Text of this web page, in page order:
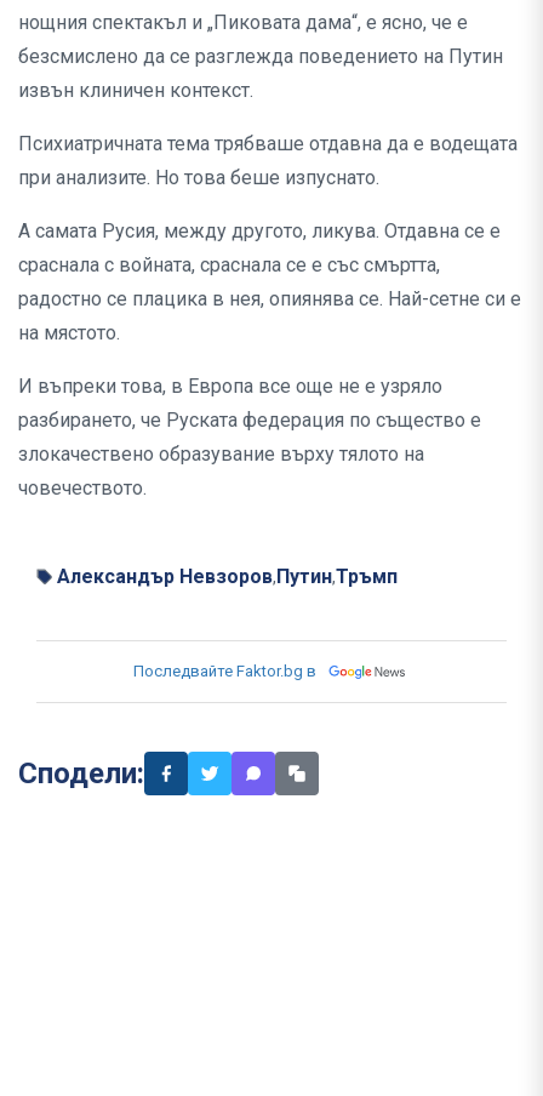
нощния спектакъл и „Пиковата дама“, е ясно, че е
безсмислено да се разглежда поведението на Путин
извън клиничен контекст.
Психиатричната тема трябваше отдавна да е водещата
при анализите. Но това беше изпуснато.
А самата Русия, между другото, ликува. Отдавна се е
сраснала с войната, сраснала се е със смъртта,
радостно се плацика в нея, опиянява се. Най-сетне си е
на мястото.
И въпреки това, в Европа все още не е узряло
разбирането, че Руската федерация по същество е
злокачествено образувание върху тялото на
човечеството.
Александър Невзоров, Путин,Тръмп
Последвайте Faktor.bg в
Сподели: